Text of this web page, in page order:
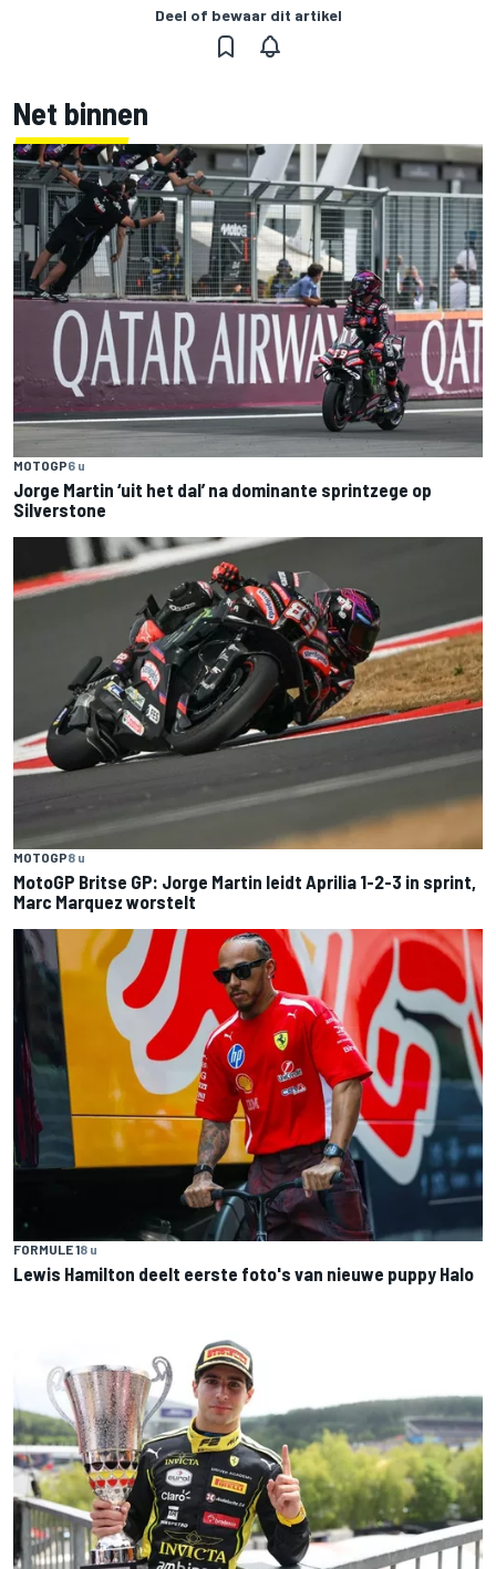
Deel of bewaar dit artikel
Net binnen
MOTOGP6 u
Jorge Martin ‘uit het dal’ na dominante sprintzege op
Silverstone
MOTOGP8 u
MotoGP Britse GP: Jorge Martin leidt Aprilia 1-2-3 in sprint,
Marc Marquez worstelt
FORMULE 18 u
Lewis Hamilton deelt eerste foto's van nieuwe puppy Halo